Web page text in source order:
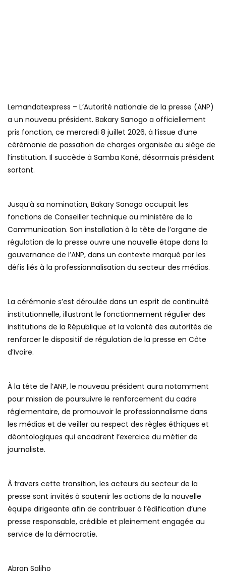
Lemandatexpress – L’Autorité nationale de la presse (ANP)
a un nouveau président. Bakary Sanogo a officiellement
pris fonction, ce mercredi 8 juillet 2026, à l’issue d’une
cérémonie de passation de charges organisée au siège de
l’institution. Il succède à Samba Koné, désormais président
sortant.
Jusqu’à sa nomination, Bakary Sanogo occupait les
fonctions de Conseiller technique au ministère de la
Communication. Son installation à la tête de l’organe de
régulation de la presse ouvre une nouvelle étape dans la
gouvernance de l’ANP, dans un contexte marqué par les
défis liés à la professionnalisation du secteur des médias.
La cérémonie s’est déroulée dans un esprit de continuité
institutionnelle, illustrant le fonctionnement régulier des
institutions de la République et la volonté des autorités de
renforcer le dispositif de régulation de la presse en Côte
d’Ivoire.
À la tête de l’ANP, le nouveau président aura notamment
pour mission de poursuivre le renforcement du cadre
réglementaire, de promouvoir le professionnalisme dans
les médias et de veiller au respect des règles éthiques et
déontologiques qui encadrent l’exercice du métier de
journaliste.
À travers cette transition, les acteurs du secteur de la
presse sont invités à soutenir les actions de la nouvelle
équipe dirigeante afin de contribuer à l’édification d’une
presse responsable, crédible et pleinement engagée au
service de la démocratie.
Abran Saliho